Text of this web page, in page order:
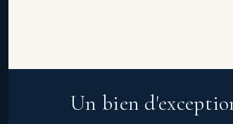
Un bien